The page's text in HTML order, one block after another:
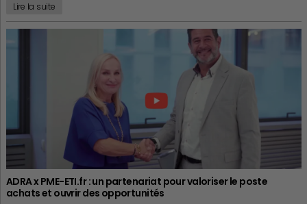
Lire la suite
ADRA x PME-ETI.fr : un partenariat pour valoriser le poste
achats et ouvrir des opportunités